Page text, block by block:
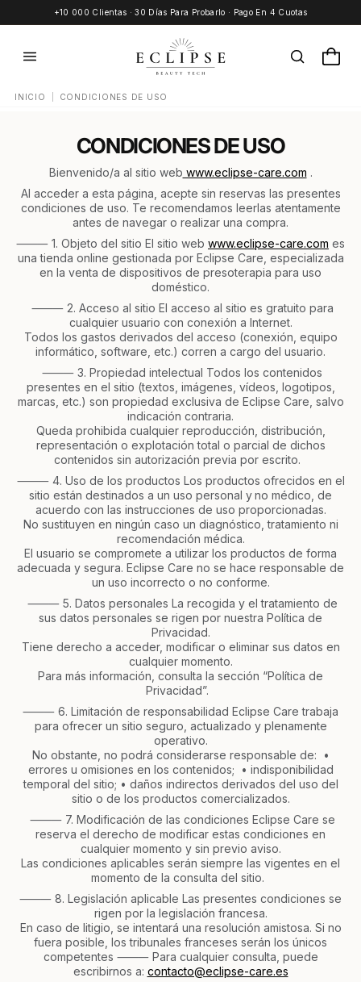
saltar al contenido+10 000 Clientas · 30 Días Para Probarlo · Pago En 4 Cuotas
INICIO CONDICIONES DE USO
CONDICIONES DE USO
Bienvenido/a al sitio web www.eclipse-care.com .
Al acceder a esta página, acepte sin reservas las presentes
condiciones de uso. Te recomendamos leerlas atentamente
antes de navegar o realizar una compra.
⸻ 1. Objeto del sitio El sitio web www.eclipse-care.com es
una tienda online gestionada por Eclipse Care, especializada
en la venta de dispositivos de presoterapia para uso
doméstico.
⸻ 2. Acceso al sitio El acceso al sitio es gratuito para
cualquier usuario con conexión a Internet.
Todos los gastos derivados del acceso (conexión, equipo
informático, software, etc.) corren a cargo del usuario.
⸻ 3. Propiedad intelectual Todos los contenidos
presentes en el sitio (textos, imágenes, vídeos, logotipos,
marcas, etc.) son propiedad exclusiva de Eclipse Care, salvo
indicación contraria.
Queda prohibida cualquier reproducción, distribución,
representación o explotación total o parcial de dichos
contenidos sin autorización previa por escrito.
⸻ 4. Uso de los productos Los productos ofrecidos en el
sitio están destinados a un uso personal yno médico, de
acuerdo con las instrucciones de uso proporcionadas.
No sustituyen en ningún caso un diagnóstico, tratamiento ni
recomendación médica.
El usuario se compromete a utilizar los productos de forma
adecuada y segura. Eclipse Care no se hace responsable de
un uso incorrecto o no conforme.
⸻ 5. Datos personales La recogida y el tratamiento de
sus datos personales se rigen por nuestra Política de
Privacidad.
Tiene derecho a acceder, modificar o eliminar sus datos en
cualquier momento.
Para más información, consulta la sección “Política de
Privacidad”.
⸻ 6. Limitación de responsabilidad Eclipse Care trabaja
para ofrecer un sitio seguro, actualizado y plenamente
operativo.
No obstante, no podrá considerarse responsable de: •
errores u omisiones en los contenidos; • indisponibilidad
temporal del sitio; • daños indirectos derivados del uso del
sitio o de los productos comercializados.
⸻ 7. Modificación de las condiciones Eclipse Care se
reserva el derecho de modificar estas condiciones en
cualquier momento y sin previo aviso.
Las condiciones aplicables serán siempre las vigentes en el
momento de la consulta del sitio.
⸻ 8. Legislación aplicable Las presentes condiciones se
rigen por la legislación francesa.
En caso de litigio, se intentará una resolución amistosa. Si no
fuera posible, los tribunales franceses serán los únicos
competentes ⸻ Para cualquier consulta, puede
escribirnos a: contacto@eclipse-care.es